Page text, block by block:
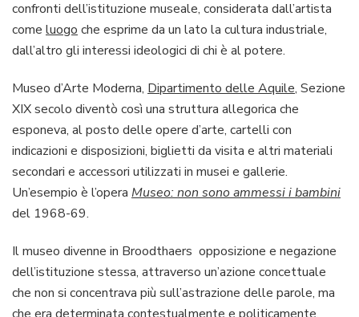
confronti dell’istituzione museale, considerata dall’artista
come luogo che esprime da un lato la cultura industriale,
dall’altro gli interessi ideologici di chi è al potere.
Museo d’Arte Moderna, Dipartimento delle Aquile, Sezione
XIX secolo diventò così una struttura allegorica che
esponeva, al posto delle opere d’arte, cartelli con
indicazioni e disposizioni, biglietti da visita e altri materiali
secondari e accessori utilizzati in musei e gallerie.
Un’esempio è l’opera Museo: non sono ammessi i bambini
del 1968-69.
Il museo divenne in Broodthaers opposizione e negazione
dell’istituzione stessa, attraverso un’azione concettuale
che non si concentrava più sull’astrazione delle parole, ma